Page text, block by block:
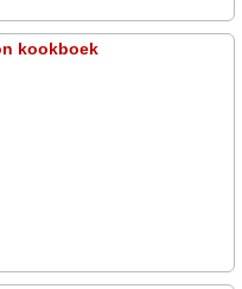
kookboek